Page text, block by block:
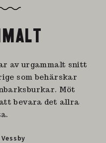
av urgammalt snitt
som behärskar
Möt
bevara det allra